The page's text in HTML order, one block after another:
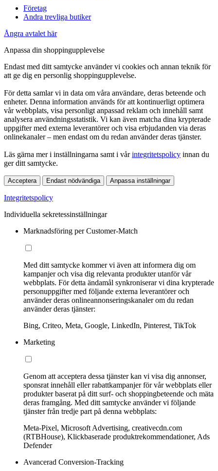
Företag
Andra trevliga butiker
Ångra avtalet här
Anpassa din shoppingupplevelse
Endast med ditt samtycke använder vi cookies och annan teknik för
att ge dig en personlig shoppingupplevelse.
För detta samlar vi in data om våra användare, deras beteende och
enheter. Denna information används för att kontinuerligt optimera
vår webbplats, visa personligt anpassad reklam och innehåll samt
analysera användningsstatistik. Vi kan även matcha dina krypterade
uppgifter med externa leverantörer och visa erbjudanden via deras
onlinekanaler – men endast om du redan använder deras tjänster.
Läs gärna mer i inställningarna samt i vårintegritetspolicy innan du
ger ditt samtycke.
Acceptera Endast nödvändiga Anpassa inställningar
Integritetspolicy
Individuella sekretessinställningar
Marknadsföring per Customer-Match
Med ditt samtycke kommer vi även att informera dig om
kampanjer och visa dig relevanta produkter utanför vår
webbplats. För detta ändamål synkroniserar vi dina krypterade
personuppgifter med följande externa leverantörer och
använder deras onlineannonseringskanaler om du redan
använder deras tjänster:
Bing, Criteo, Meta, Google, LinkedIn, Pinterest, TikTok
Marketing
Genom att acceptera dessa tjänster kan vi visa dig annonser,
sponsrat innehåll eller rabattkampanjer för vår webbplats eller
produkter baserat på ditt surf- och shoppingbeteende och mäta
deras framgång. Med ditt samtycke använder vi följande
tjänster från tredje part på denna webbplats:
Meta-Pixel, Microsoft Advertising, creativecdn.com
(RTBHouse), Klickbaserade produktrekommendationer, Ads
Defender
Avancerad Conversion-Tracking